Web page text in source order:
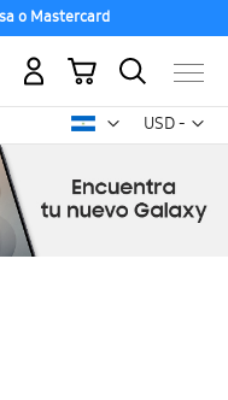
o Mastercard
USD -
dólar
Mi carrito